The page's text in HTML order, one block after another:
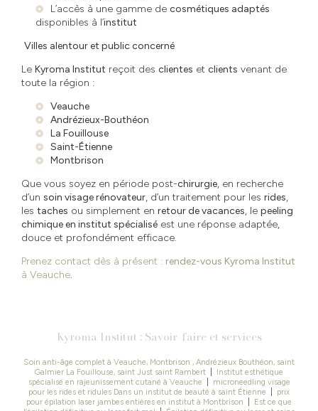
L’accès à une gamme de cosmétiques adaptés
disponibles à l’institut
Villes alentour et public concerné
Le Kyroma Institut reçoit des clientes et clients venant de
toute la région :
Veauche
Andrézieux-Bouthéon
La Fouillouse
Saint-Étienne
Montbrison
Que vous soyez en période post-chirurgie, en recherche
d’un soin visage rénovateur, d’un traitement pour les rides,
les taches ou simplement en retour de vacances, le peeling
chimique en institut spécialisé est une réponse adaptée,
douce et profondément efficace.
Prenez contact dès à présent : rendez-vous Kyroma Institut
à Veauche.
Kyroma Institut : Savoir-faire et services
Soin anti-âge complet à Veauche, Montbrison , Andrézieux Bouthéon, saint
Galmier La Fouillouse, saint Just saint Rambert
Institut esthétique
spécialisé en rajeunissement cutané à Veauche
microneedling visage
pour les rides et ridules Dans un institut de beauté à saint Étienne
prix
pour épilation laser jambes entières en institut à Montbrison
Est ce que